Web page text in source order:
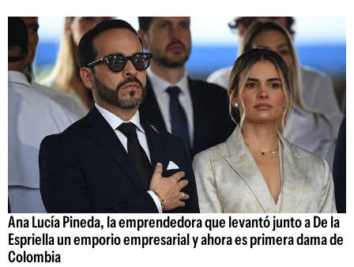
Ana Lucía Pineda, la emprendedora que levantó junto a De la
Espriella un emporio empresarial y ahora es primera dama de
Colombia